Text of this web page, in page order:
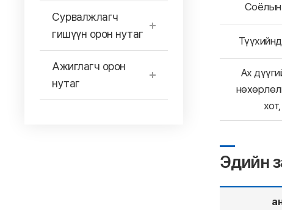
Сурвалжлагч
гишүүн орон нутаг
Ажиглагч орон
нутаг
Соёлын
Ах
Эдийн